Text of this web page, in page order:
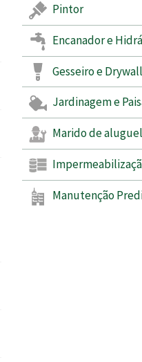
Pintor
Encanador e
Gesseiro e Drywall
Jardinagem e
Marido de aluguel
Manutenção